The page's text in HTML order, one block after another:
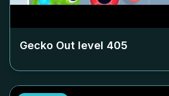
Gecko Out level 405